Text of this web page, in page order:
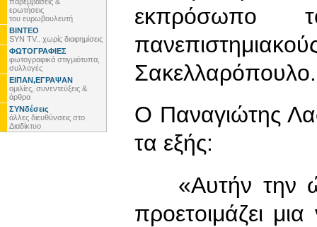
ερωτήσεις
του ευρωβουλευτή
ΒΙΝΤΕΟ
SYN TV.. χωρίς διαφημίσεις
ΦΩΤΟΓΡΑΦΙΕΣ
φωτογραφικά στιγμιότυπα,
συλλογές
ΕΙΠΑΝ,ΕΓΡΑΨΑΝ
ομιλίες, συνεντεύξεις &
άρθρα
ΣΥΝδέσεις
άλλες διευθύνσεις στο
Διαδίκτυο
εκπρόσωπο
Σακελλαρόπουλο.
Ο Παναγιώτης
τα εξής:
«Αυτήν την
προετοιμάζει